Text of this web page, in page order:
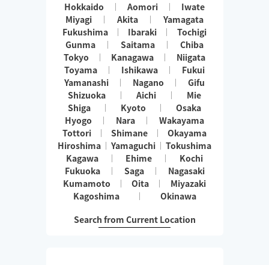
Hokkaido Aomori
Iwate
Miyagi
Akita
Yamagata
Fukushima
Ibaraki
Tochigi
Gunma
Saitama
Chiba
Tokyo
Kanagawa
Niigata
Toyama
Ishikawa
Fukui
Yamanashi
Nagano
Gifu
Shizuoka
Aichi
Mie
Shiga
Kyoto
Osaka
Hyogo
Nara
Wakayama
Tottori
Shimane
Okayama
Hiroshima
Yamaguchi
Tokushima
Kagawa
Ehime
Kochi
Fukuoka
Saga
Nagasaki
Kumamoto
Oita
Miyazaki
Kagoshima
Okinawa
Search from Current Location